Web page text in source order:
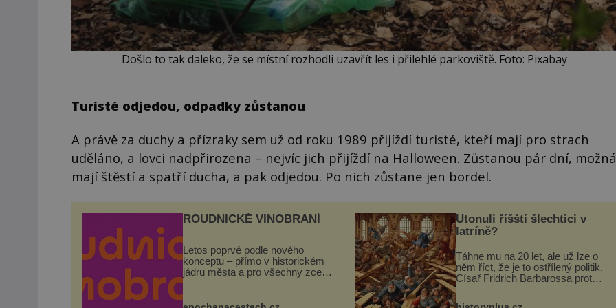
Došlo to tak daleko, že se místní rozhodli uzavřít les i přilehlé parkoviště. Foto: Pixabay
Turisté odjedou, odpadky zůstanou
A právě za duchy a přízraky sem už od roku 1989 přijíždí turisté, kteří mají pro strach
uděláno, a lovci nadpřirozena – nejvíc jich přijíždí na Halloween. Zůstanou pár dní, možná
mají štěstí a spatří ducha, a pak odjedou. Po nich zůstane jen bordel.
ROUDNICKÉ VINOBRANÍ
Letos poprvé podle nového
konceptu – přímo v historickém
jádru města a pro všechny zcela
náměstí. Návštěvníci se mohou
Utonuli říšští šlechtici v
latríně?
Táhne mu na 20 let, ale už lze o
něm říct, že je to ostřílený politik.
Císař Fridrich Barbarossa proto